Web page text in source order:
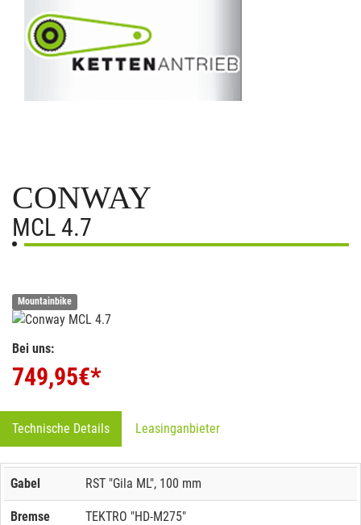
CONWAY
MCL 4.7
Mountainbike
Bei uns:
749,95€*
Technische Details Leasinganbieter
Gabel RST "Gila ML", 100 mm
Bremse TEKTRO "HD-M275"